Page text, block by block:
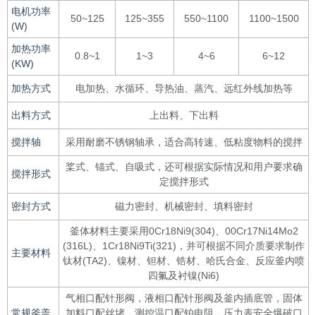
电机功率
(W)
50~125 125~355 550~1100 1100~1500
加热功率
(KW)
0.8~1 1~3 4~6 6~12
加热方式 电加热、水循环、导热油、蒸汽、远红外线加热等
出料方式 上出料、下出料
搅拌轴 采用耐磨不锈钢轴承，适合高转速、低粘度物料的搅拌
搅拌形式
桨式、锚式、自吸式，还可根据实际情况和用户要求确
定搅拌形式
密封方式 磁力密封、机械密封、填料密封
主要材料
釜体材料主要采用0Cr18Ni9(304)、00Cr17Ni14Mo2
(316L)、1Cr18Ni9Ti(321)，并可根据不同介质要求制作
钛材(TA2)、镍材、钽材、锆材、哈氏合金、反应釜内喷
四氟及衬镍(Ni6)
气相口配针形阀，液相口配针形阀及釜内插底管，固体